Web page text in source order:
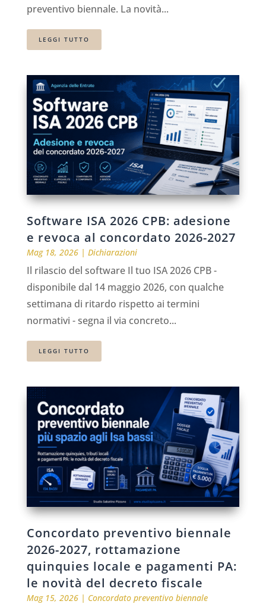
preventivo biennale. La novità...
LEGGI TUTTO
Software ISA 2026 CPB: adesione
e revoca al concordato 2026-2027
Mag 18, 2026| Dichiarazioni
Il rilascio del software Il tuo ISA 2026 CPB -
disponibile dal 14 maggio 2026, con qualche
settimana di ritardo rispetto ai termini
normativi - segna il via concreto...
LEGGI TUTTO
Concordato preventivo biennale
2026-2027, rottamazione
quinquies locale e pagamenti PA:
le novità del decreto fiscale
Mag 15, 2026| Concordato preventivo biennale